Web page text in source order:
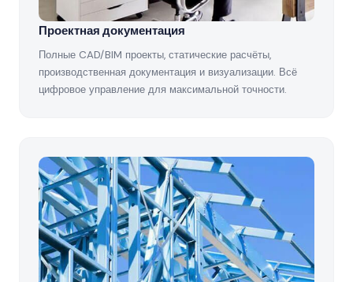
Проектная документация
Полные CAD/BIM проекты, статические расчёты,
производственная документация и визуализации. Всё
цифровое управление для максимальной точности.